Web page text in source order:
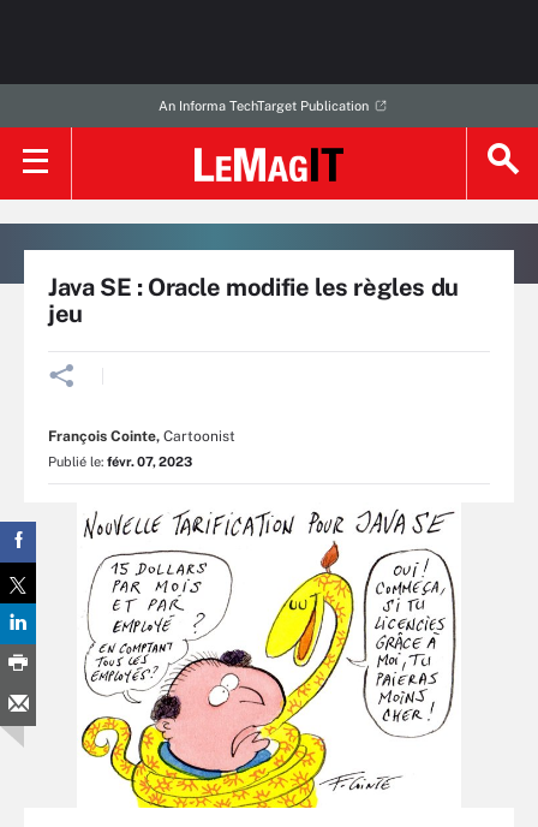
An Informa TechTarget Publication
Java SE : Oracle modifie les règles du
jeu
François Cointe, Cartoonist
Publié le: févr. 07, 2023